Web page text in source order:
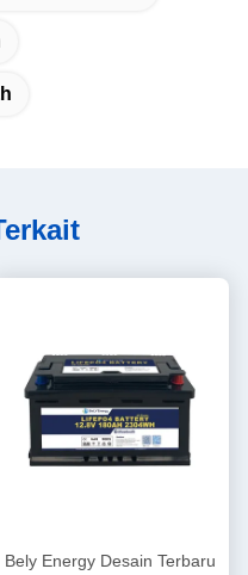
Bely Energy Desain Terbaru